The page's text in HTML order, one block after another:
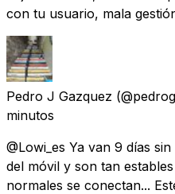
con tu usuario, mala
Pedro J Gazquez
minutos
@Lowi_es Ya van 9 días
del móvil y son tan
normales se conectan...